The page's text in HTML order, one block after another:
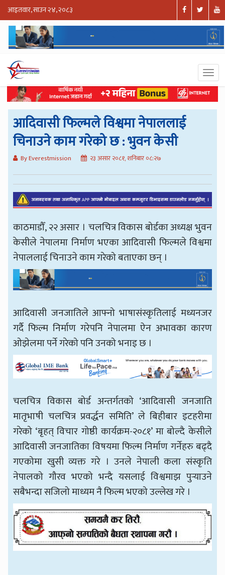
आइतवार, साउन २४, २०८३
आदिवासी फिल्मले विश्वमा नेपाललाई
चिनाउने काम गरेको छ : भुवन केसी
By Everestmission २३ असार २०८१, शनिबार ०८:२७
काठमाडौँ, २२ असार । चलचित्र विकास बोर्डका अध्यक्ष भुवन
केसीले नेपालमा निर्माण भएका आदिवासी फिल्मले विश्वमा
नेपाललाई चिनाउने काम गरेको बताएका छन् ।
आदिवासी जनजातिले आफ्नो भाषासंस्कृतिलाई मध्यनजर
गर्दै फिल्म निर्माण गरेपनि नेपालमा ऐन अभावका कारण
ओझेलमा पर्ने गरेको पनि उनको भनाइ छ ।
चलचित्र विकास बोर्ड अन्तर्गतको ‘आदिवासी जनजाति
मातृभाषी चलचित्र प्रवर्द्धन समिति’ ले बिहीबार इटहरीमा
गरेको ‘बृहत् विचार गोष्ठी कार्यक्रम-२०८१’ मा बोल्दै केसीले
आदिवासी जनजातिका विषयमा फिल्म निर्माण गर्नेहरु बढ्दै
गएकोमा खुसी व्यक्त गरे । उनले नेपाली कला संस्कृति
नेपालको गौरव भएको भन्दै यसलाई विश्वमाझ पुर्‍याउने
सबैभन्दा सजिलो माध्यम नै फिल्म भएको उल्लेख गरे ।